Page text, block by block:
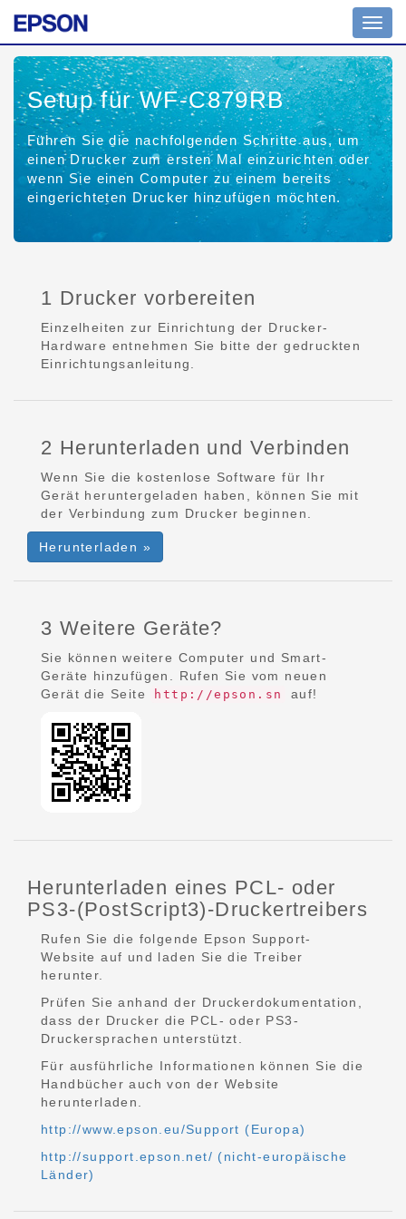
Setup für WF-C879RB
Führen Sie die nachfolgenden Schritte aus, um
einen Drucker zum ersten Mal einzurichten oder
wenn Sie einen Computer zu einem bereits
eingerichteten Drucker hinzufügen möchten.
1 Drucker vorbereiten
Einzelheiten zur Einrichtung der Drucker-
Hardware entnehmen Sie bitte der gedruckten
Einrichtungsanleitung.
2 Herunterladen und Verbinden
Wenn Sie die kostenlose Software für Ihr
Gerät heruntergeladen haben, können Sie mit
der Verbindung zum Drucker beginnen.
Herunterladen »
3 Weitere Geräte?
Sie können weitere Computer und Smart-
Geräte hinzufügen. Rufen Sie vom neuen
Gerät die Seite
http://epson.sn auf!
Herunterladen eines PCL- oder
PS3-(PostScript3)-Druckertreibers
Rufen Sie die folgende Epson Support-
Website auf und laden Sie die Treiber
herunter.
Prüfen Sie anhand der Druckerdokumentation,
dass der Drucker die PCL- oder PS3-
Druckersprachen unterstützt.
Für ausführliche Informationen können Sie die
Handbücher auch von der Website
herunterladen.
http://www.epson.eu/Support (Europa)
http://support.epson.net/ (nicht-europäische
Länder)